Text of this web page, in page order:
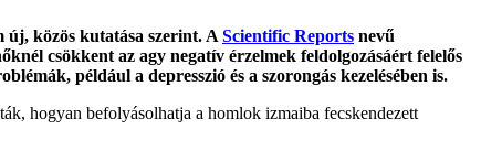
új, közös kutatása szerint. A Scientific Reports nevű
csökkent az agy negatív érzelmek feldolgozásáért felelős
például a depresszió és a szorongás kezelésében is.
hogyan befolyásolhatja a homlok izmaiba fecskendezett